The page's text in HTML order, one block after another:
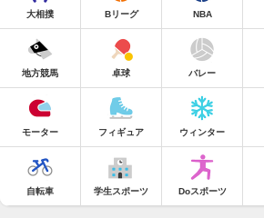
大相撲 Bリーグ NBA
地方競馬 卓球 バレー
モーター フィギュア ウィンター
自転車 学生スポーツ Doスポーツ